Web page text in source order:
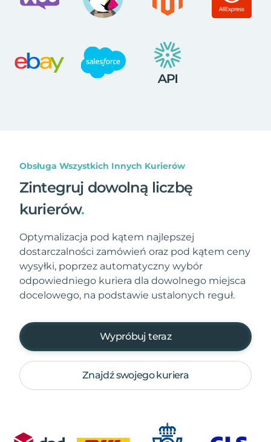
Obsługa Wszystkich Innych Kurierów
Zintegruj dowolną liczbę
kurierów.
Optymalizacja pod kątem najlepszej
dostarczalności zamówień oraz pod kątem ceny
wysyłki, poprzez automatyczny wybór
odpowiedniego kuriera dla dowolnego miejsca
docelowego, na podstawie ustalonych reguł.
Wypróbuj teraz
Znajdź swojego kuriera